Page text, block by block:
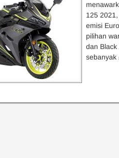
125
emisi
pilihan
dan
sebanyak